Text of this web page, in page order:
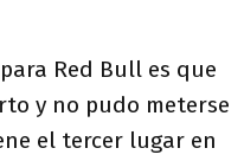
Red Bull es que
y no pudo meterse
el tercer lugar en